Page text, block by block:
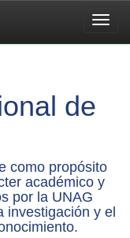
de
como propósito
académico y
por la UNAG
investigación y el